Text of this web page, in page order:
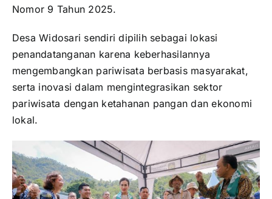
Nomor 9 Tahun 2025.
DesaWidosari sendiridipilih sebagai lokasi
penandatanganan karena keberhasilannya
mengembangkan pariwisata berbasis masyarakat,
serta inovasidalam mengintegrasikan sektor
pariwisata dengan ketahanan pangandanekonomi
lokal.